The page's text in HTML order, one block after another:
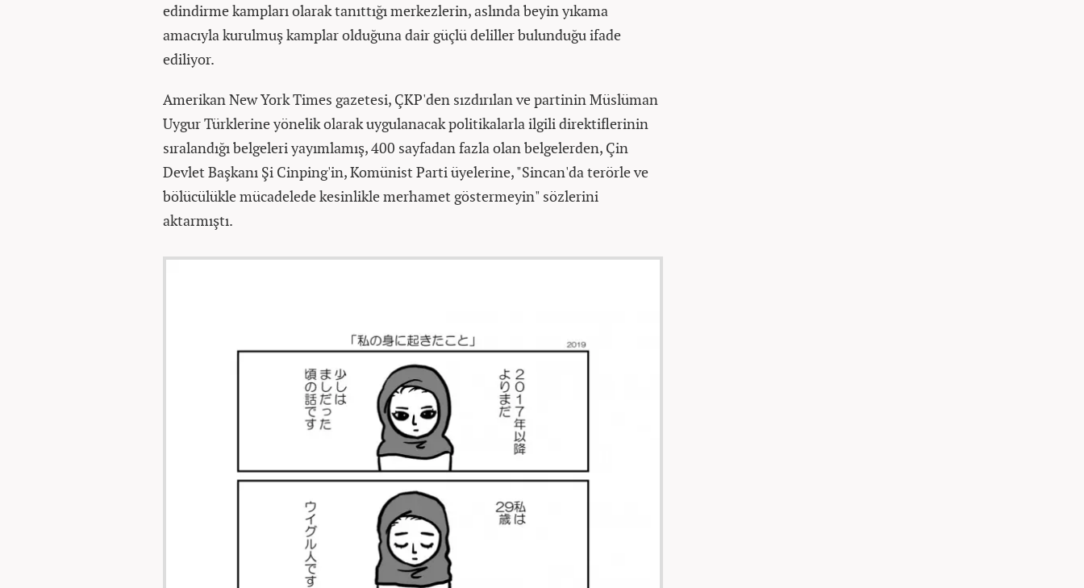
edindirme kampları olarak tanıttığı merkezlerin, aslında beyin yıkama
amacıyla kurulmuş kamplar olduğuna dair güçlü deliller bulunduğu ifade
ediliyor.
Amerikan New York Times gazetesi, ÇKP'den sızdırılan ve partinin Müslüman
Uygur Türklerine yönelik olarak uygulanacak politikalarla ilgili direktiflerinin
sıralandığı belgeleri yayımlamış, 400 sayfadan fazla olan belgelerden, Çin
Devlet Başkanı Şi Cinping'in, Komünist Parti üyelerine, "Sincan'da terörle ve
bölücülükle mücadelede kesinlikle merhamet göstermeyin" sözlerini
aktarmıştı.